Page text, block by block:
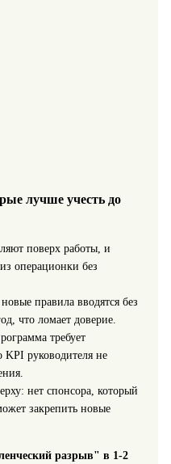
лучше учесть до
поверх работы, и
операционки без
правила вводятся без
что ломает доверие.
требует
руководителя не
нет спонсора, который
закрепить новые
разрыв" в 1-2